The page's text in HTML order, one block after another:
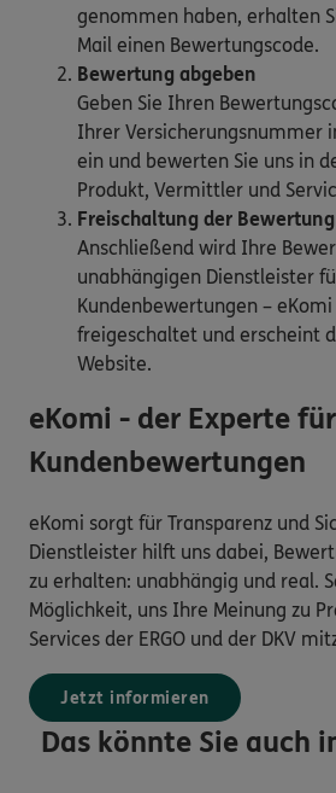
genommen haben, erhalten
Mail einen Bewertungscode.
Bewertung abgeben
Geben Sie Ihren
Ihrer Versicherungsnummer
ein und bewerten Sie uns in
Produkt, Vermittler und
Freischaltung der Bewertung
Anschließend wird Ihre
unabhängigen Dienstleister
Kundenbewertungen –
freigeschaltet und erscheint
Website.
eKomi - der Experte für
Kundenbewertungen
eKomi sorgt für Transparenz und
Dienstleister hilft uns dabei,
zu erhalten: unabhängig und real.
Möglichkeit, uns Ihre Meinung zu
Services der ERGO und der DKV
Jetzt informieren
Das könnte Sie auch